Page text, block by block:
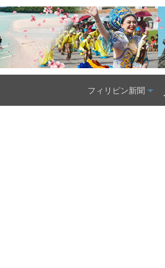
フィリピン新聞